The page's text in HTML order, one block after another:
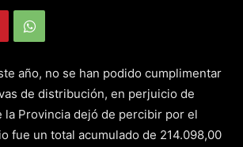
año, no se han podido cumplimentar
de distribución, en perjuicio de
la Provincia dejó de percibir por el
fue un total acumulado de 214.098,00